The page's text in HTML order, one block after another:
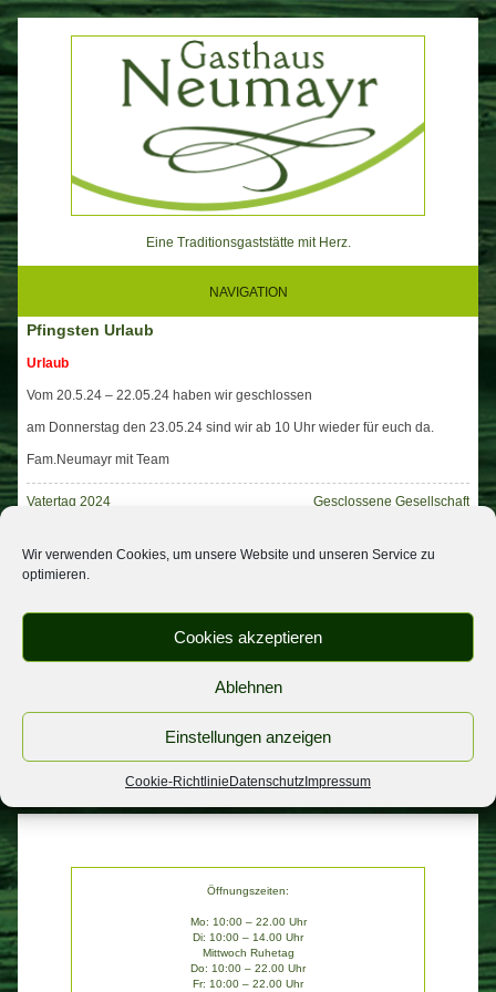
Wir verwenden Cookies, um unsere Website und unseren Service zu
optimieren.
Cookies akzeptieren
Ablehnen
Einstellungen anzeigen
Cookie-Richtlinie Datenschutz Impressum
Skip
to
content
Eine Traditionsgaststätte mit Herz.
NAVIGATION
Pfingsten Urlaub
Urlaub
Vom 20.5.24 – 22.05.24 haben wir geschlossen
am Donnerstag den 23.05.24 sind wir ab 10 Uhr wieder für euch da.
Fam.Neumayr mit Team
Beitragsnavigation
Vatertag 2024 Gesclossene Gesellschaft
Spargel
Aktion am Freitag
Öffnungszeiten:
Mo: 10:00 – 22.00 Uhr
Di: 10:00 – 14.00 Uhr
Mittwoch Ruhetag
Do: 10:00 – 22.00 Uhr
Fr: 10:00 – 22.00 Uhr